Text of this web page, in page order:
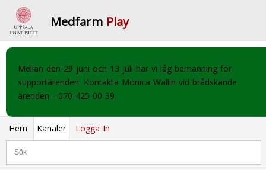
Medfarm Play
Mellan den 29 juni och 13 juli har vi låg bemanning för
supportärenden. Kontakta Monica Wallin vid brådskande
ärenden - 070-425 00 39.
Hem Kanaler Logga In